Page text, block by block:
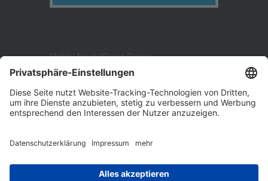
Mobiler Beschriftungs-Service
Ossecker Str. 179
Telefon: +49 (9281) 144 713
Telefax: +49 (9281) 144 714